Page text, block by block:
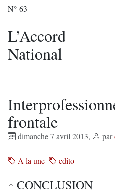
N° 63
L’Accord
National
frontale
dimanche 7 avril 2013, par
A la une edito
CONCLUSION